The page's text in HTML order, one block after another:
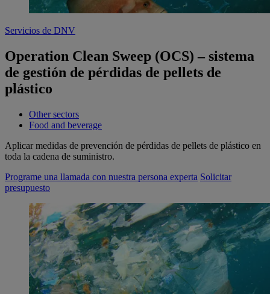
Servicios de DNV
Operation Clean Sweep (OCS) – sistema
de gestión de pérdidas de pellets de
plástico
Other sectors
Food and beverage
Aplicar medidas de prevención de pérdidas de pellets de plástico en
toda la cadena de suministro.
Programe una llamada con nuestra persona experta Solicitar
presupuesto